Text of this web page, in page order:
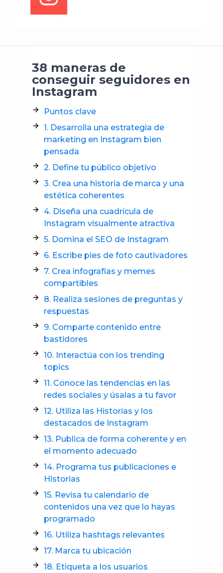
38 maneras de
conseguir seguidores en
Instagram
Puntos clave
1. Desarrolla una estrategia de
marketing en Instagram bien
pensada
2. Define tu público objetivo
3. Crea una historia de marca y una
estética coherentes
4. Diseña una cuadrícula de
Instagram visualmente atractiva
5. Domina el SEO de Instagram
6. Escribe pies de foto cautivadores
7. Crea infografías y memes
compartibles
8. Realiza sesiones de preguntas y
respuestas
9. Comparte contenido entre
bastidores
10. Interactúa con los trending
topics
11. Conoce las tendencias en las
redes sociales y úsalas a tu favor
12. Utiliza las Historias y los
destacados de Instagram
13. Publica de forma coherente y en
el momento adecuado
14. Programa tus publicaciones e
Historias
15. Revisa tu calendario de
contenidos una vez que lo hayas
programado
16. Utiliza hashtags relevantes
17. Marca tu ubicación
18. Etiqueta a los usuarios